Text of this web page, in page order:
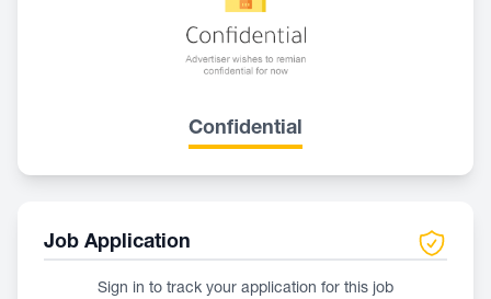
Confidential
Job Application
Sign in to track your application for this job